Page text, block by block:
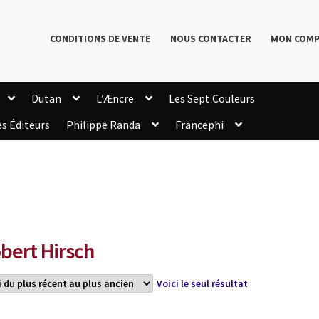
CONDITIONS DE VENTE NOUS CONTACTER MON
Dutan L’Æncre
Les Sept Couleurs
Éditeurs Philippe Randa
Francephi
Hirsch
Voici le seul résultat